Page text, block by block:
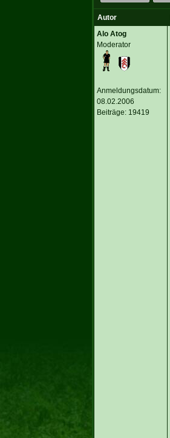
Autor
Alo Atog
Moderator
Anmeldungsdatum:
08.02.2006
Beiträge: 19419